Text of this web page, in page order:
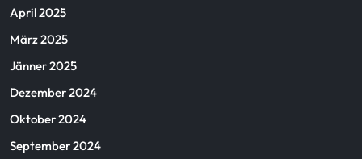
April 2025
März 2025
Jänner 2025
Dezember 2024
Oktober 2024
September 2024